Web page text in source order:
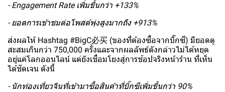
- Engagement Rate เพิ่มขึ้นกว่า +133%
- ยอดการเข้าชมต่อโพสต์พุ่งสูงมากถึง +913%
ส่งผลให้ Hashtag #BigC必买 (ของที่ต้องซื้อจากบิ๊กซี) มียอดดู
สะสมเกินกว่า 750,000 ครั้งและจากผลลัพธ์ดังกล่าวไม่ได้หยุด
อยู่แค่โลกออนไลน์ แต่ยังเชื่อมโยงสู่การช้อปจริงหน้าร้าน ที่เห็น
ได้ชัดเจน ดังนี้
- นักท่องเที่ยวจีนที่เข้ามาซื้อสินค้าที่บิ๊กซีเพิ่มขึ้นกว่า 90%